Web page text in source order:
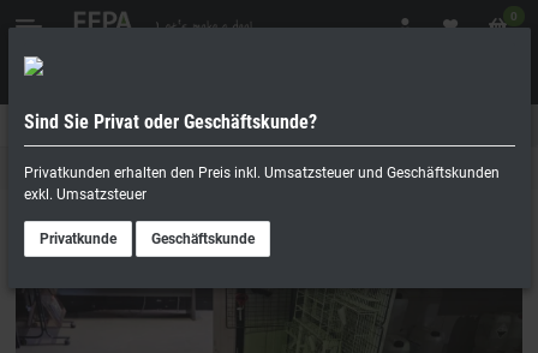
0
Geschäftskunde
Kühlaufsätze / Tapas- und Sushivitrinen
Sind Sie Privat oder Geschäftskunde?
Privatkunden erhalten den Preis inkl. Umsatzsteuer und Geschäftskunden
exkl. Umsatzsteuer
Privatkunde Geschäftskunde